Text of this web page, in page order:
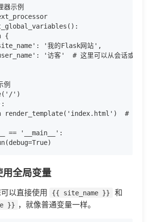
器示例
{
'我的Flask网站',
'访客'  # 这里可以从会话或数据
例
')
render_template('index.html')  # 无需额
== '__main__':
全局变量
以直接使用 {{ site_name }} 和
}} ，就像普通变量一样。